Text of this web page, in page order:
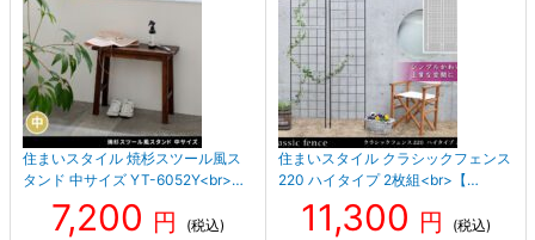
住まいスタイル 焼杉スツール風ス
タンド 中サイズ YT-6052Y<br>…
7,200 円 (税込)
住まいスタイル クラシックフェンス
220 ハイタイプ 2枚組<br>【…
11,300 円 (税込)